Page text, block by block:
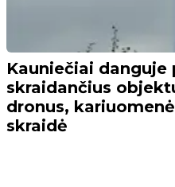
Kauniečiai danguje
skraidančius
dronus,
skraidė